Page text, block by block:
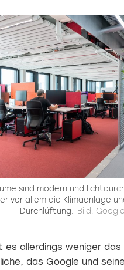
sind modern und
vor allem die Klimaanlage
Durchlüftung.
Bild: Google
es allerdings weniger das
das Google und seine